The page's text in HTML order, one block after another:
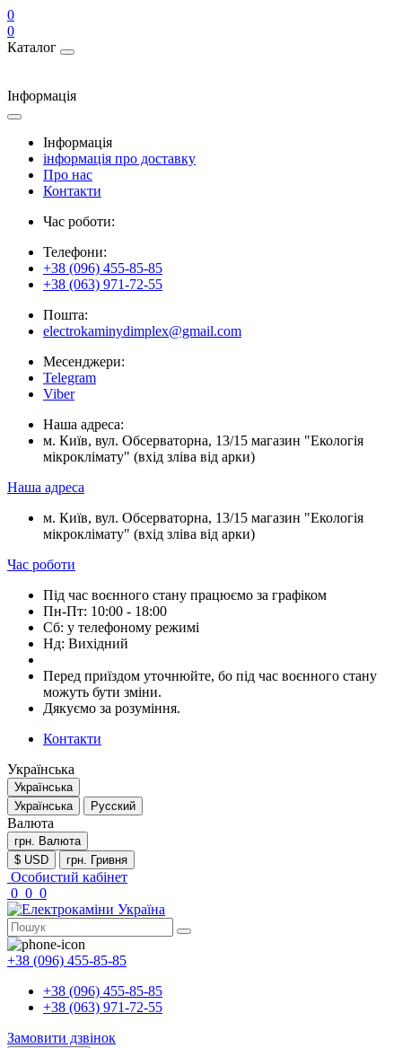
0
0
Каталог
Інформація
Інформація
інформація про доставку
Про нас
Контакти
Час роботи:
Телефони:
+38 (096) 455-85-85
+38 (063) 971-72-55
Пошта:
electrokaminydimplex@gmail.com
Месенджери:
Telegram
Viber
Наша адреса:
м. Київ, вул. Обсерваторна, 13/15 магазин "Екологія
мікроклімату" (вхід зліва від арки)
Наша адреса
м. Київ, вул. Обсерваторна, 13/15 магазин "Екологія
мікроклімату" (вхід зліва від арки)
Час роботи
Під час воєнного стану працюємо за графіком
Пн-Пт: 10:00 - 18:00
Сб: у телефоному режимі
Нд: Вихідний
Перед приїздом уточнюйте, бо під час воєнного стану
можуть бути зміни.
Дякуємо за розуміння.
Контакти
Українська
Українська
Українська
Русский
Валюта
грн. Валюта
$ USD
грн. Гривня
Особистий кабінет
0 0 0
+38 (096) 455-85-85
+38 (096) 455-85-85
+38 (063) 971-72-55
Замовити дзвінок